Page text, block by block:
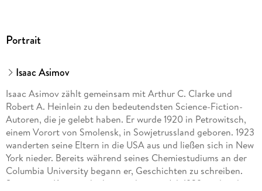
Portrait
Isaac Asimov
Isaac Asimov zählt gemeinsam mit Arthur C. Clarke und
Robert A. Heinlein zu den bedeutendsten Science-Fiction-
Autoren, die je gelebt haben. Er wurde 1920 in Petrowitsch,
einem Vorort von Smolensk, in Sowjetrussland geboren. 1923
wanderten seine Eltern in die USA aus und ließen sich in New
York nieder. Bereits während seines Chemiestudiums an der
Columbia University begann er, Geschichten zu schreiben.
Seine erste Kurzgeschichte erschien im Juli 1939, und in den